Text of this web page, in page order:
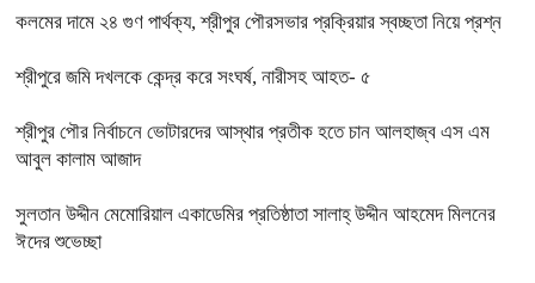
কলমের দামে ২৪ গুণ পার্থক্য, শ্রীপুর পৌরসভার প্রক্রিয়ার স্বচ্ছতা নিয়ে প্রশ্ন
শ্রীপুরে জমি দখলকে কেন্দ্র করে সংঘর্ষ, নারীসহ আহত- ৫
শ্রীপুর পৌর নির্বাচনে ভোটারদের আস্থার প্রতীক হতে চান আলহাজ্ব এস এম
আবুল কালাম আজাদ
সুলতান উদ্দীন মেমোরিয়াল একাডেমির প্রতিষ্ঠাতা সালাহ্ উদ্দীন আহমেদ মিলনের
ঈদের শুভেচ্ছা